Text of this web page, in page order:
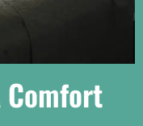
Comfort